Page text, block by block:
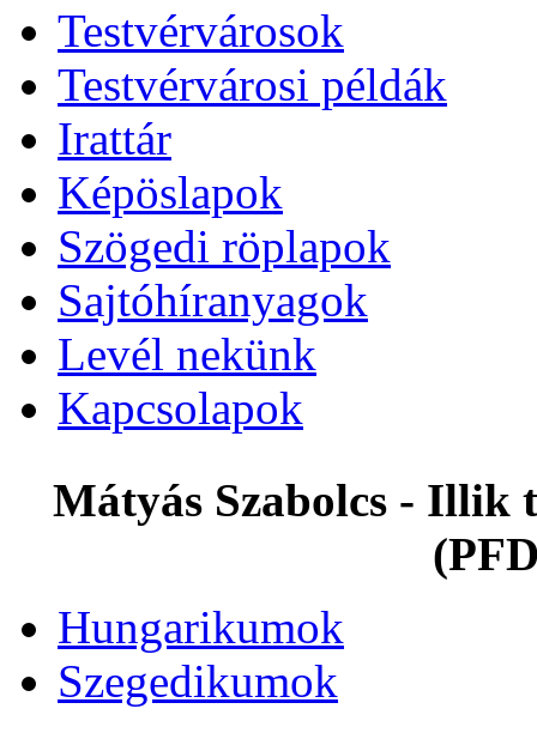
Testvérvárosok
Testvérvárosi példák
Irattár
Képöslapok
Szögedi röplapok
Sajtóhíranyagok
Levél nekünk
Kapcsolapok
Mátyás Szabolcs - Illik
Hungarikumok
Szegedikumok